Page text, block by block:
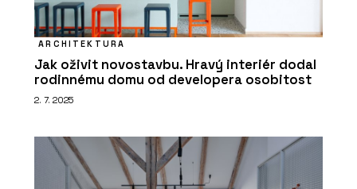
Rekonstrukce - Xella
ARCHITEKTURA
Jak oživit novostavbu. Hravý interiér dodal
rodinnému domu od developera osobitost
2. 7. 2025